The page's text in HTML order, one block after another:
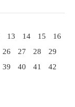
13 14 15
16
26 27 28
29
39 40 41
42